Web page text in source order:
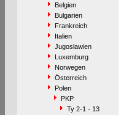
Belgien
Bulgarien
Frankreich
Italien
Jugoslawien
Luxemburg
Norwegen
Österreich
Polen
PKP
Ty 2-1 - 13